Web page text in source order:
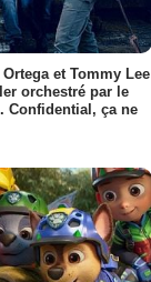
et Tommy Lee
orchestré par le
Confidential, ça ne